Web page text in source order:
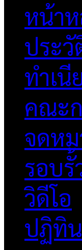
หน้า
ประวั
ทำเนี
คณะ
จดหม
รอบ
วิดีโอ
ปฏิทิ